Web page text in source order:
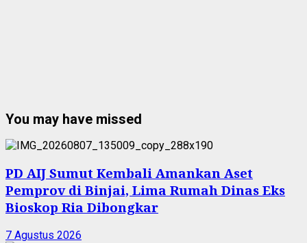
You may have missed
PD AIJ Sumut Kembali Amankan Aset
Pemprov di Binjai, Lima Rumah Dinas Eks
Bioskop Ria Dibongkar
7 Agustus 2026